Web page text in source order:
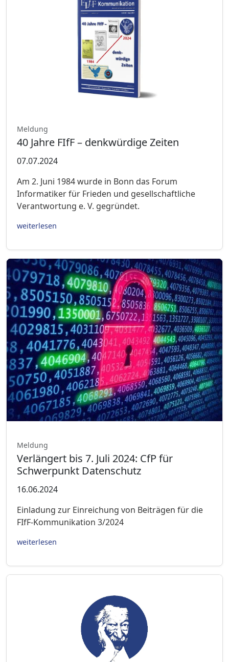
Meldung
40 Jahre FIfF – denkwürdige Zeiten
07.07.2024
Am 2. Juni 1984 wurde in Bonn das Forum
Informatiker für Frieden und gesellschaftliche
Verantwortung e. V. gegründet.
weiterlesen
Meldung
Verlängert bis 7. Juli 2024: CfP für
Schwerpunkt Datenschutz
16.06.2024
Einladung zur Einreichung von Beiträgen für die
FIfF-Kommunikation 3/2024
weiterlesen